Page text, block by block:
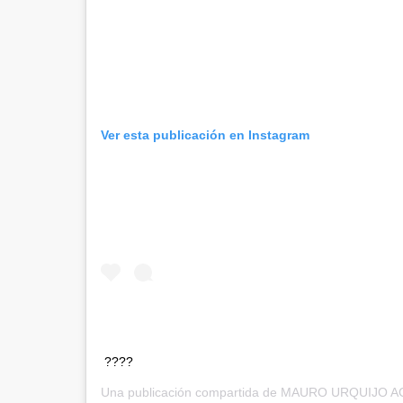
Ver esta publicación en Instagram
????
Una publicación compartida de MAURO URQUIJO